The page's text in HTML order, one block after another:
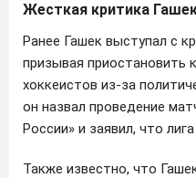
Жесткая критика
Ранее Гашек выступал с
призывая приостановить
хоккеистов из-за
он назвал проведение
России» и заявил, что
Также известно, что